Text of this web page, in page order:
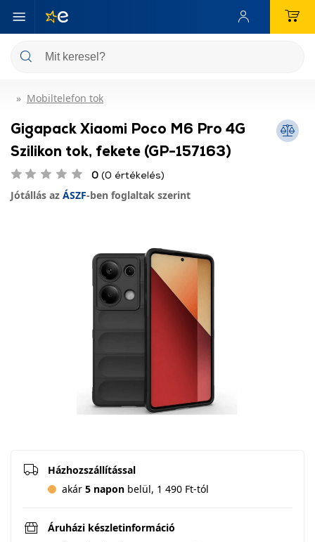
Mobiltelefon tok
Gigapack Xiaomi Poco M6 Pro 4G
Szilikon tok, fekete (GP-157163)
0 (0 értékelés)
Jótállás az ÁSZF-ben foglaltak szerint
Házhozszállítással
akár 5 napon belül, 1 490 Ft-tól
Áruházi készletinformáció